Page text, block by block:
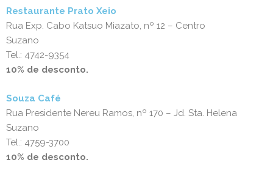
Restaurante Prato Xeio
Rua Exp. Cabo Katsuo Miazato, nº 12 – Centro
Suzano
Tel.: 4742-9354
10% de desconto.
Souza Café
Rua Presidente Nereu Ramos, nº 170 – Jd. Sta. Helena
Suzano
Tel.: 4759-3700
10% de desconto.